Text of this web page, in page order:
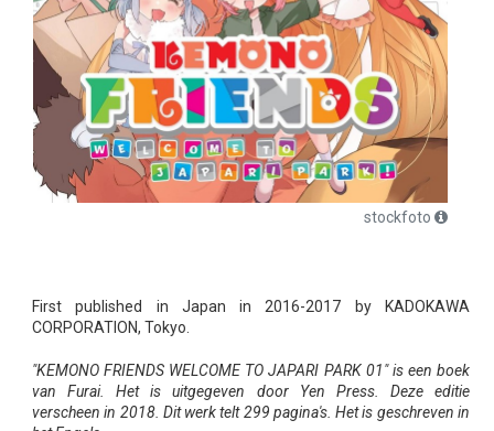
stockfoto
First published in Japan in 2016-2017 by KADOKAWA
CORPORATION, Tokyo.
"KEMONO FRIENDS WELCOME TO JAPARI PARK 01" is een boek
van Furai. Het is uitgegeven door Yen Press. Deze editie
verscheen in 2018. Dit werk telt 299 pagina's. Het is geschreven in